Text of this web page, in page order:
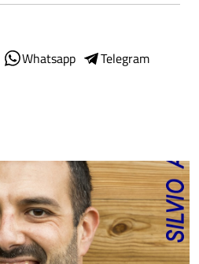
Whatsapp
Telegram